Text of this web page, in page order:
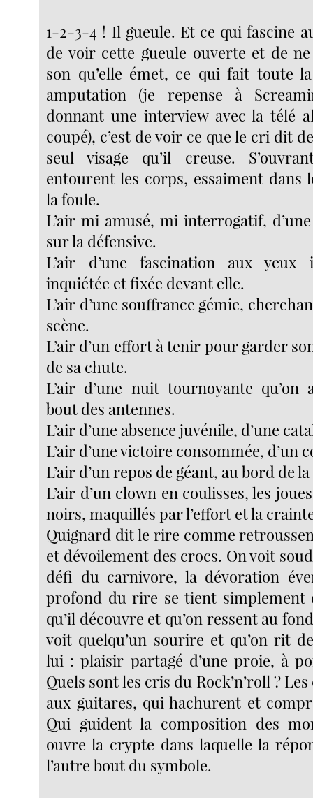
1-2-3-4 ! Il gueule. Et ce qui fascine
de voir cette gueule ouverte et de
son qu’elle émet, ce qui fait toute
amputation (je repense à
donnant une interview avec la télé
coupé), c’est de voir ce que le cri dit
seul visage qu’il creuse.
entourent les corps, essaiment dans
la foule.
L’air mi amusé, mi interrogatif,
sur la défensive.
L’air d’une fascination aux yeux
inquiétée et fixée devant elle.
L’air d’une souffrance gémie,
scène.
L’air d’un effort à tenir pour garder
de sa chute.
L’air d’une nuit tournoyante qu’on
bout des antennes.
L’air d’une absence juvénile, d’une
L’air d’une victoire consommée, d’un
L’air d’un repos de géant, au bord de
L’air d’un clown en coulisses, les
noirs, maquillés par l’effort et la
Quignard dit le rire comme
et dévoilement des crocs. On voit
défi du carnivore, la dévoration
profond du rire se tient simplement
qu’il découvre et qu’on ressent au
voit quelqu’un sourire et qu’on rit
lui : plaisir partagé d’une proie, à
Quels sont les cris du Rock’n’roll ?
aux guitares, qui hachurent et
Qui guident la composition des
ouvre la crypte dans laquelle la
l’autre bout du symbole.